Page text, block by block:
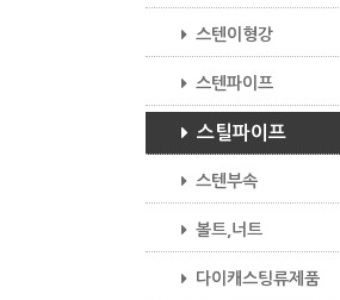
스텐이형강
스텐파이프
스틸파이프
스텐부속
볼트,너트
다이캐스팅류제품